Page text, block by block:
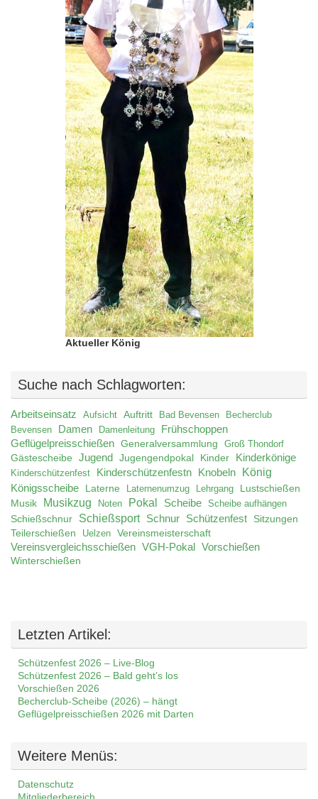
Aktueller König
Suche nach Schlagworten:
Arbeitseinsatz Aufsicht Auftritt Bad Bevensen
Becherclub
Bevensen
Damen Damenleitung Frühschoppen
Geflügelpreisschießen Generalversammlung
Groß Thondorf
Gästescheibe
Jugend Jugengendpokal Kinder Kinderkönige
Kinderschützenfest Kinderschützenfestn Knobeln
König
Königsscheibe
Laterne Laternenumzug Lehrgang
Lustschießen
Musik
Musikzug Noten Pokal Scheibe Scheibe aufhängen
Schießschnur
Schießsport Schnur Schützenfest Sitzungen
Teilerschießen Uelzen Vereinsmeisterschaft
Vereinsvergleichsschießen VGH-Pokal
Vorschießen
Winterschießen
Letzten Artikel:
Schützenfest 2026 – Live-Blog
Schützenfest 2026 – Bald geht’s los
Vorschießen 2026
Becherclub-Scheibe (2026) – hängt
Geflügelpreisschießen 2026 mit Darten
Weitere Menüs:
Datenschutz